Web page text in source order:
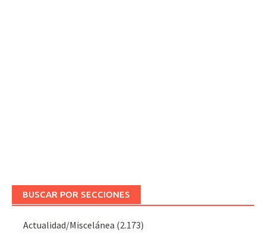
BUSCAR POR SECCIONES
Actualidad/Miscelánea (2.173)